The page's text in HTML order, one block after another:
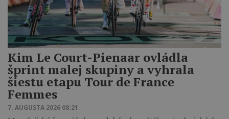
Kim Le Court-Pienaar ovládla
šprint malej skupiny a vyhrala
šiestu etapu Tour de France
Femmes
7. AUGUSTA 2026 08:21